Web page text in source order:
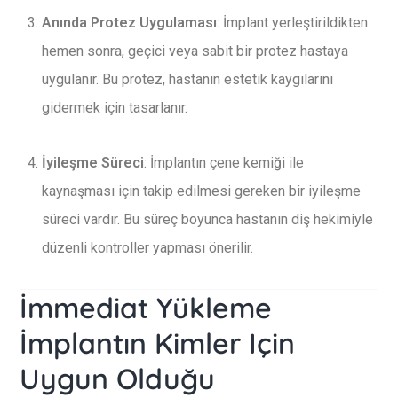
Anında Protez Uygulaması: İmplant yerleştirildikten
hemen sonra, geçici veya sabit bir protez hastaya
uygulanır. Bu protez, hastanın estetik kaygılarını
gidermek için tasarlanır.
İyileşme Süreci: İmplantın çene kemiği ile
kaynaşması için takip edilmesi gereken bir iyileşme
süreci vardır. Bu süreç boyunca hastanın diş hekimiyle
düzenli kontroller yapması önerilir.
İmmediat Yükleme
İmplantın Kimler Için
Uygun Olduğu